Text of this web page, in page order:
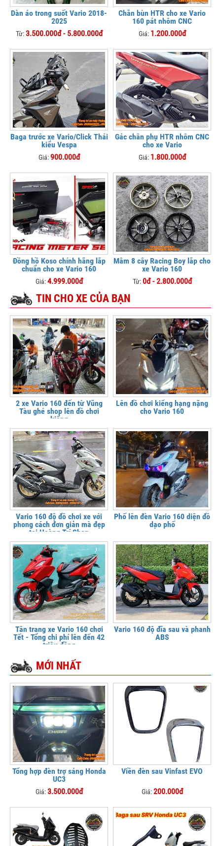
Dàn áo trong suốt Vario 2018-
2025
Từ:3.500.000đ - 5.800.000đ
Chắn bùn HTR cho xe Vario
160 pát nhôm CNC
Giá: 1.200.000đ
Baga trước xe Vario/Click Thái
kiểu Vespa
Giá:900.000đ
Gác chân phụ HTR nhôm CNC
cho xe Vario
Giá: 1.800.000đ
Đồng hồ Koso chính hãng lắp
chuẩn cho xe Vario 160
Giá:4.999.000đ
Mâm 8 cây Racing Boy lắp cho
xe Vario 160
Từ:0đ - 2.800.000đ
TIN CHO XE CỦA BẠN
2 xe Vario 160 đến từ Vũng
Tàu ghé shop lên đồ chơi
kiểng
Lên đồ chơi kiểng hạng nặng
cho Vario 160
Vario 160 độ đồ chơi xe với
phong cách đơn giản mà đẹp
tại Hoàng Trí Shop
Phố lên đèn Vario 160 diện đồ
dạo phố
Tân trang xe Vario 160 chơi
Tết - Tổng chi phí lên đến 42
triệu đồng
Vario 160 độ đĩa sau và phanh
ABS
MỚI NHẤT
Tổng hợp đèn trợ sáng Honda
UC3
Giá:3.500.000đ
Viền đèn sau Vinfast EVO
Giá:200.000đ